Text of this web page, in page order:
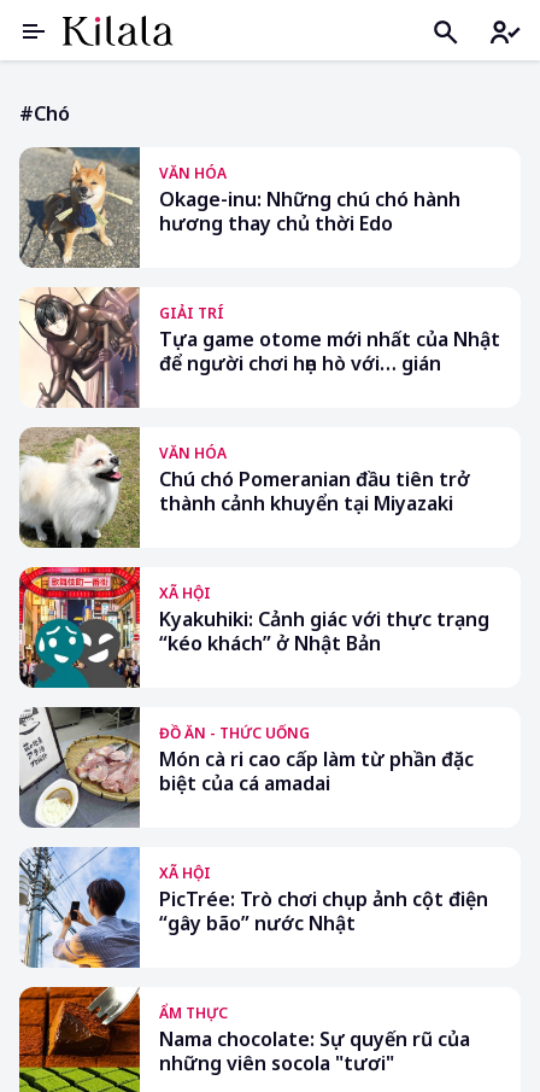
#chó
VĂN HÓA
Okage-inu: Những chú chó hành
hương thay chủ thời Edo
GIẢI TRÍ
Tựa game otome mới nhất của Nhật
để người chơi hẹn hò với… gián
VĂN HÓA
Chú chó Pomeranian đầu tiên trở
thành cảnh khuyển tại Miyazaki
XÃ HỘI
Kyakuhiki: Cảnh giác với thực trạng
“kéo khách” ở Nhật Bản
ĐỒ ĂN - THỨC UỐNG
Món cà ri cao cấp làm từ phần đặc
biệt của cá amadai
XÃ HỘI
PicTrée: Trò chơi chụp ảnh cột điện
“gây bão” nước Nhật
ẨM THỰC
Nama chocolate: Sự quyến rũ của
những viên socola "tươi"